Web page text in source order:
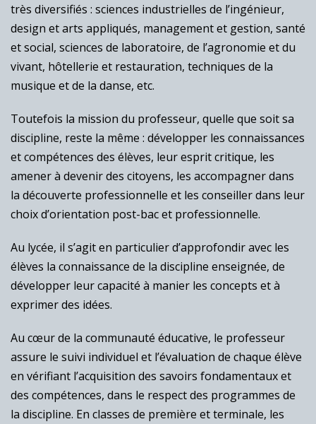
très diversifiés : sciences industrielles de l’ingénieur,
design et arts appliqués, management et gestion, santé
et social, sciences de laboratoire, de l’agronomie et du
vivant, hôtellerie et restauration, techniques de la
musique et de la danse, etc.
Toutefois la mission du professeur, quelle que soit sa
discipline, reste la même : développer les connaissances
et compétences des élèves, leur esprit critique, les
amener à devenir des citoyens, les accompagner dans
la découverte professionnelle et les conseiller dans leur
choix d’orientation post-bac et professionnelle.
Au lycée, il s’agit en particulier d’approfondir avec les
élèves la connaissance de la discipline enseignée, de
développer leur capacité à manier les concepts et à
exprimer des idées.
Au cœur de la communauté éducative, le professeur
assure le suivi individuel et l’évaluation de chaque élève
en vérifiant l’acquisition des savoirs fondamentaux et
des compétences, dans le respect des programmes de
la discipline. En classes de première et terminale, les